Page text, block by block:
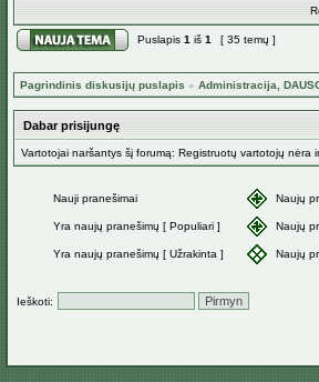
Puslapis 1 iš 1 [ 35 temų ]
Pagrindinis diskusijų puslapis » Administracija,
Dabar prisijungę
Vartotojai naršantys šį forumą: Registruotų vartotojų nėra
Nauji pranešimai Naujų
Yra naujų pranešimų [ Populiari ] Naujų
Yra naujų pranešimų [ Užrakinta ] Naujų
Ieškoti: